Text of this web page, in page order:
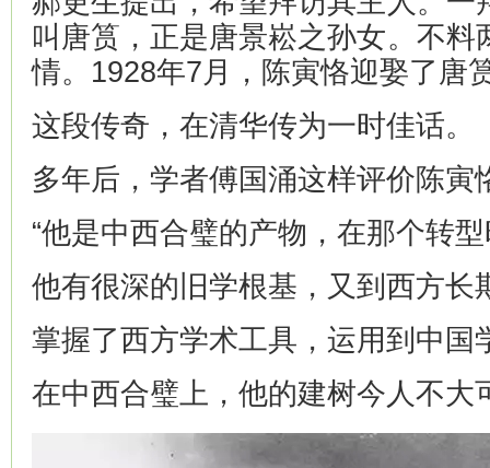
叫唐筼，正是唐景崧之孙女。不料
情。1928年7月，陈寅恪迎娶了唐
这段传奇，在清华传为一时佳话。
多年后，学者傅国涌这样评价陈寅
“他是中西合璧的产物，在那个转
他有很深的旧学根基，又到西方长
掌握了西方学术工具，运用到中国
在中西合璧上，他的建树今人不大